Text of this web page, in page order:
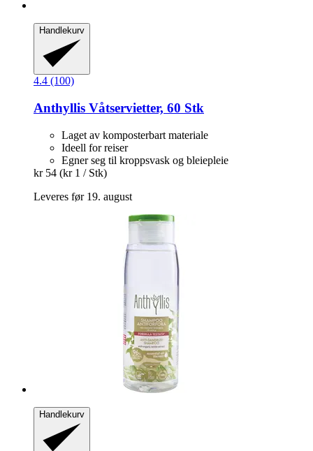
Handlekurv
4.4 (100)
Anthyllis Våtservietter, 60 Stk
Laget av komposterbart materiale
Ideell for reiser
Egner seg til kroppsvask og bleiepleie
kr 54 (kr 1 / Stk)
Leveres før 19. august
Handlekurv